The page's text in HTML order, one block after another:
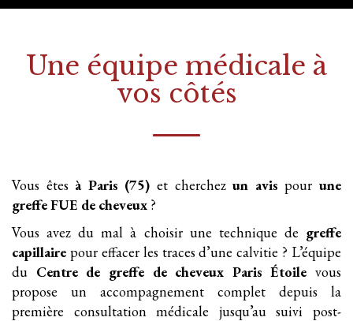
Une équipe médicale à
vos côtés
Vous êtes à Paris (75) et cherchezun avis pour une
greffe FUE de cheveux ?
Vous avez du mal à choisir une technique de greffe
capillaire pour effacer les traces d’une calvitie ? L’équipe
du Centre de greffe de cheveux Paris Étoile vous
propose un accompagnement complet depuis la
première consultation médicale jusqu’au suivi post-